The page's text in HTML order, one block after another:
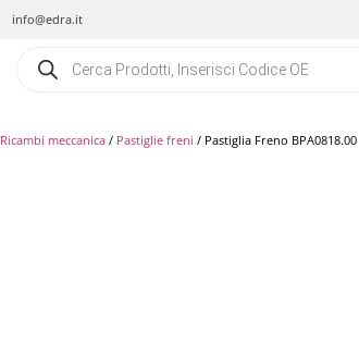
info@edra.it
Ricambi meccanica / Pastiglie freni / Pastiglia Freno BPA0818.00